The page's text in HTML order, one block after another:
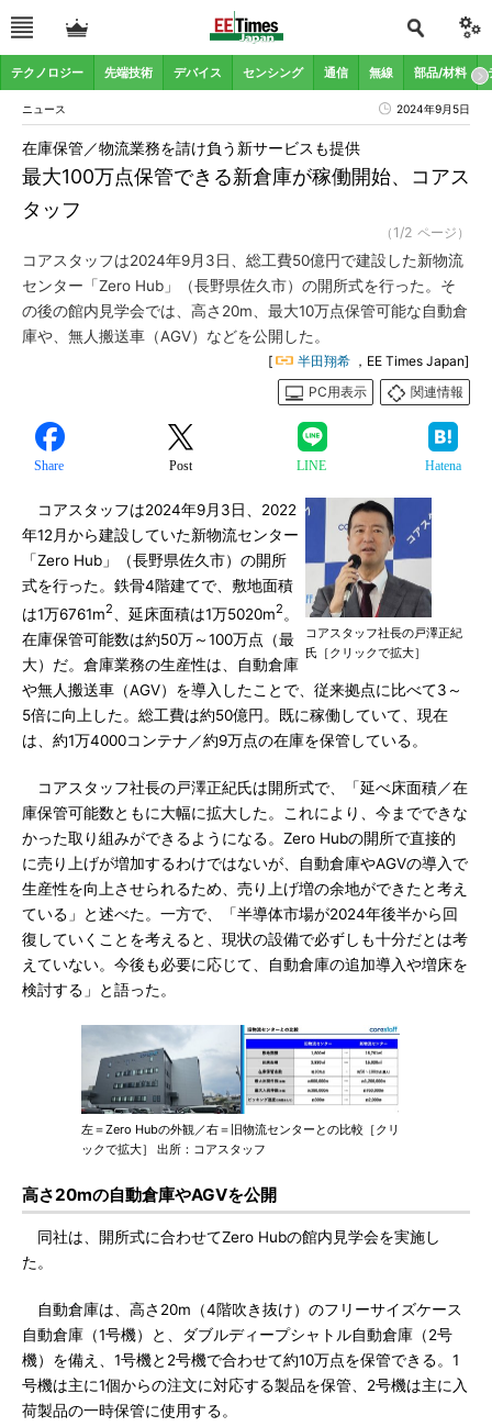
テクノロジー 先端技術 デバイス センシング 通信 無線 部品/材料
ニュース 2024年9月5日
最大100万点保管できる新倉庫が稼働開始、コアス
タッフ
在庫保管／物流業務を請け負う新サービスも提供
（1/2 ページ）
コアスタッフは2024年9月3日、総工費50億円で建設した新物流
センター「Zero Hub」（長野県佐久市）の開所式を行った。そ
の後の館内見学会では、高さ20m、最大10万点保管可能な自動倉
庫や、無人搬送車（AGV）などを公開した。
[ 半田翔希 ，EE Times Japan]
PC用表示
関連情報
Share Post LINE Hatena
コアスタッフ社長の戸澤正紀
氏［クリックで拡大］
コアスタッフは2024年9月3日、2022
年12月から建設していた新物流センター
「Zero Hub」（長野県佐久市）の開所
式を行った。鉄骨4階建てで、敷地面積
は1万6761m2 、延床面積は1万5020m2 。
在庫保管可能数は約50万～100万点（最
大）だ。倉庫業務の生産性は、自動倉庫
や無人搬送車（AGV）を導入したことで、従来拠点に比べて3～
5倍に向上した。総工費は約50億円。既に稼働していて、現在
は、約1万4000コンテナ／約9万点の在庫を保管している。
コアスタッフ社長の戸澤正紀氏は開所式で、「延べ床面積／在
庫保管可能数ともに大幅に拡大した。これにより、今までできな
かった取り組みができるようになる。Zero Hubの開所で直接的
に売り上げが増加するわけではないが、自動倉庫やAGVの導入で
生産性を向上させられるため、売り上げ増の余地ができたと考え
ている」と述べた。一方で、「半導体市場が2024年後半から回
復していくことを考えると、現状の設備で必ずしも十分だとは考
えていない。今後も必要に応じて、自動倉庫の追加導入や増床を
検討する」と語った。
左＝Zero Hubの外観／右＝旧物流センターとの比較［クリ
ックで拡大］ 出所：コアスタッフ
高さ20mの自動倉庫やAGVを公開
同社は、開所式に合わせてZero Hubの館内見学会を実施し
た。
自動倉庫は、高さ20m（4階吹き抜け）のフリーサイズケース
自動倉庫（1号機）と、ダブルディープシャトル自動倉庫（2号
機）を備え、1号機と2号機で合わせて約10万点を保管できる。1
号機は主に1個からの注文に対応する製品を保管、2号機は主に入
荷製品の一時保管に使用する。